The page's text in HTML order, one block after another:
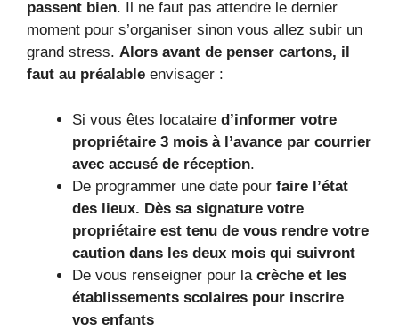
passent bien. Il ne faut pas attendre le dernier
moment pour s’organiser sinon vous allez subir un
grand stress. Alors avant de penser cartons, il
faut au préalable envisager :
Si vous êtes locataire d’informer votre
propriétaire 3 mois à l’avance par courrier
avec accusé de réception.
De programmer une date pour faire l’état
des lieux. Dès sa signature votre
propriétaire est tenu de vous rendre votre
caution dans les deux mois qui suivront
De vous renseigner pour la crèche et les
établissements scolaires pour inscrire
vos enfants